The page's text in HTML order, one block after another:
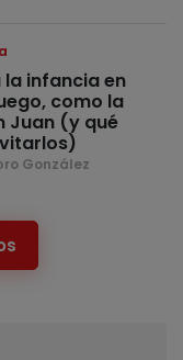
la infancia en
como la
Juan (y qué
González